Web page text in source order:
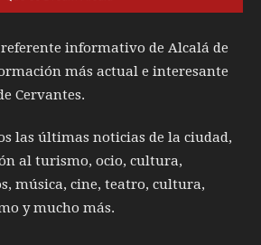
informativo de Alcalá de
más actual e interesante
Cervantes.
las últimas noticias de la ciudad,
al turismo, ocio, cultura,
música, cine, teatro, cultura,
y mucho más.